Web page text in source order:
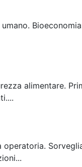
alimentare.